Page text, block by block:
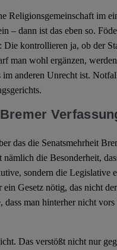
Religionsgemeinschaft im
– dann ist das eben so.
kontrollieren ja, ob der
man wohl ergänzen,
anderen Unrecht ist.
das die Senatsmehrheit
die Besonderheit,
sondern die Legislative
Gesetz nötig, das nicht
man hinterher nicht
Das verstößt nicht nur